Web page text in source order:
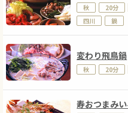
秋 20分
四川
鍋
変わり飛鳥鍋
秋 20分
寿おつまみ